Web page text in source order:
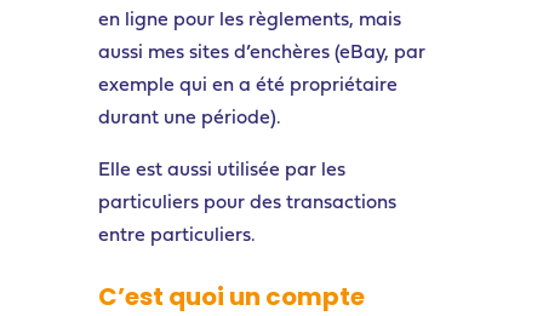
en ligne pour les règlements, mais
aussi mes sites d’enchères (eBay, par
exemple qui en a été propriétaire
durant une période).
Elle est aussi utilisée par les
particuliers pour des transactions
entre particuliers.
C’est quoi un compte